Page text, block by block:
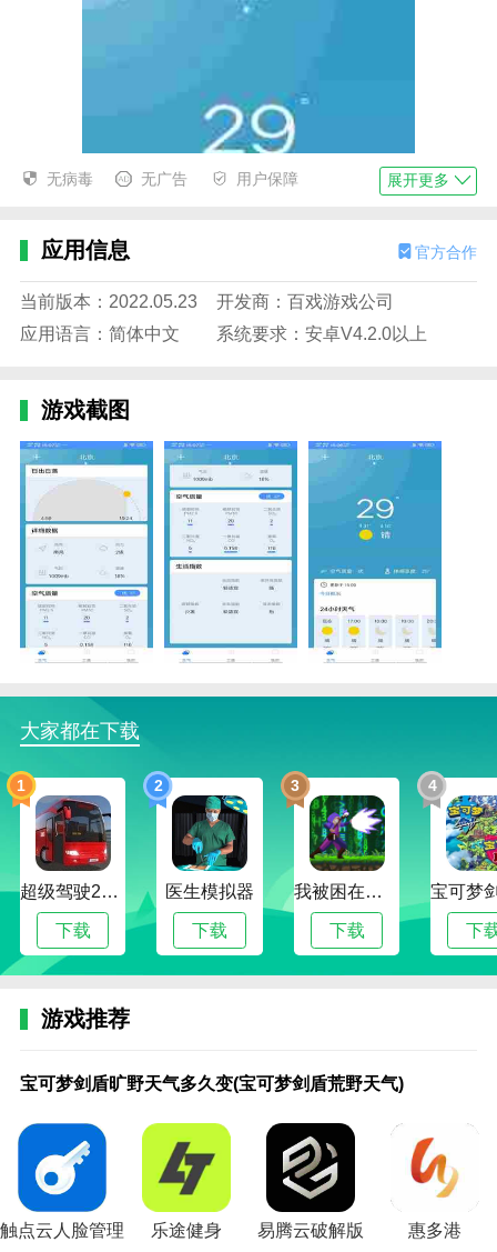
精准本地天气优势
1.我们可以随时使用这个应用程序。是生活必备软件，
可以实时向用户展示详细的天气信息。
感温度、湿度、风向、风向供你使用。
3.这里也会有很多功能，比如降雨预报，天气播报，天
气查询，气温变化等。
精准本地天气亮点
1.在这里可以看到非常准确的天气数据，可以帮助你更
好的了解天气。
2.精准本地天气你可以在app里轻松查看24小时内的天
气变化，提前防止早晚温差过大。
3.有了这款APP的功能服务，我们可以提前了解天气情
况，方便你计划行程，穿着得体。
1.精准本地天气app中提供的天气信息具有很高的权威
2.实时监控雨雪雨情，实现分钟、公里天气预报。你可
以随时找到它，随时切换到不同的区域。
3.这个APP里的天气监测非常精准，你的出行可以伴随
无病毒 无广告 用户保障 展开更多
应用信息 官方合作
当前版本：2022.05.23
开发商：百戏游戏公司
应用语言：简体中文
系统要求：安卓V4.2.0以上
游戏截图
大家都在下载
1
超级驾驶2022内置作弊菜单版
下载
2
医生模拟器
下载
3
我被困在新手村了修改版
下载
4
下
游戏推荐
气多久变(宝可梦剑
盾荒野天气)
对战图解(ps4fifa19
怎么本地双人)
地双人吗(jump大乱
斗怎么双人对战必
宝可梦剑盾旷野天气多久变(宝可梦剑盾荒野天气)
触点云人脸管理 乐途健身 易腾云破解版 惠多港